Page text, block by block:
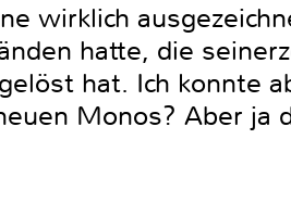
wirklich
hatte, die
hat. Ich konnte
Monos? Aber ja